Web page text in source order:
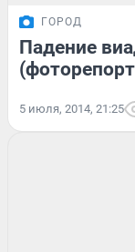
ГОРОД
Падение
5 июля, 2014, 21:25